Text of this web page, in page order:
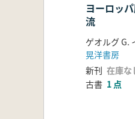
ヨーロッ
流
晃洋書房
新刊 在庫な
古書 1 点